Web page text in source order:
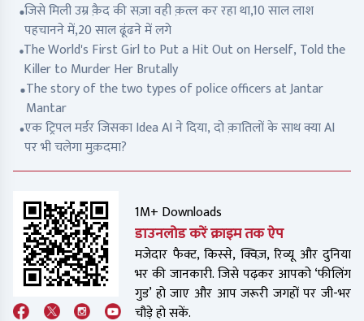
जिसे मिली उम्र क़ैद की सज़ा वही क़त्ल कर रहा था,10 साल लाश
पहचानने में,20 साल ढूंढने में लगे
The World's First Girl to Put a Hit Out on Herself, Told the
Killer to Murder Her Brutally
The story of the two types of police officers at Jantar
Mantar
एक ट्रिपल मर्डर जिसका Idea AI ने दिया, दो क़ातिलों के साथ क्या AI
पर भी चलेगा मुक़दमा?
1M+ Downloads
डाउनलोड करें क्राइम तक ऐप
मजेदार फैक्ट, किस्से, क्विज़, रिव्यू और दुनिया
भर की जानकारी. जिसे पढ़कर आपको ‘फीलिंग
गुड’ हो जाए और आप जरूरी जगहों पर जी-भर
चौड़े हो सकें.